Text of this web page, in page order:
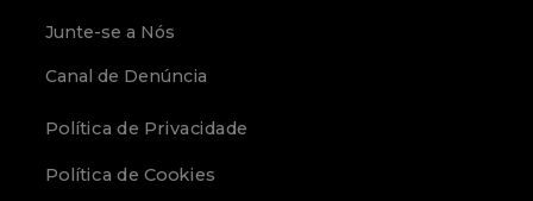
Junte-se a Nós
Canal de Denúncia
Política de Privacidade
Política de Cookies